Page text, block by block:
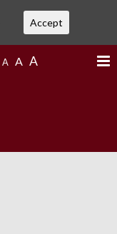
A A A
Accept